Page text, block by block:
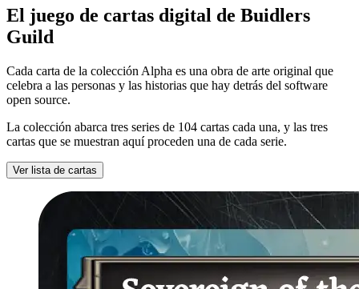
El juego de cartas digital de Buidlers
Guild
Cada carta de la colección Alpha es una obra de arte original que
celebra a las personas y las historias que hay detrás del software
open source.
La colección abarca tres series de 104 cartas cada una, y las tres
cartas que se muestran aquí proceden una de cada serie.
Ver lista de cartas